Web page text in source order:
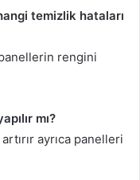
temizlik hataları
rengini
mı?
ayrıca panelleri